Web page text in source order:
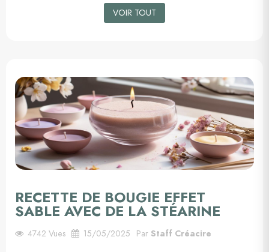
VOIR TOUT
RECETTE DE BOUGIE EFFET
SABLE AVEC DE LA STÉARINE
4742 Vues 15/05/2025 Par Staff Créacire